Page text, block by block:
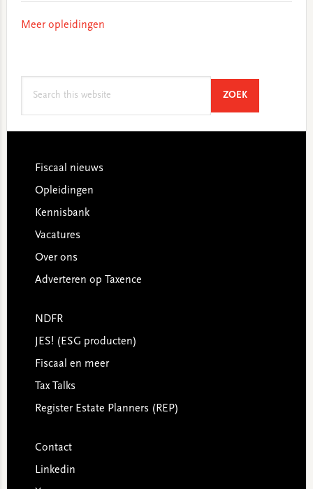
Meer opleidingen
ZOEKSEARCH
Footer
Fiscaal nieuws
Opleidingen
Kennisbank
Vacatures
Over ons
Adverteren op Taxence
NDFR
JES! (ESG producten)
Fiscaal en meer
Tax Talks
Register Estate Planners (REP)
Contact
Linkedin